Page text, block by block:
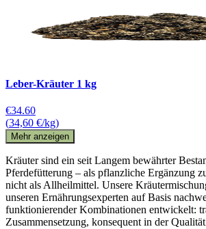
Leber-Kräuter 1 kg
€34.60
(34,60 €/kg)
Mehr anzeigen
Kräuter sind ein seit Langem bewährter
Pferdefütterung – als pflanzliche Ergänzung
nicht als Allheilmittel. Unsere
unseren Ernährungsexperten auf Basis
funktionierender Kombinationen entwickelt:
Zusammensetzung, konsequent in der